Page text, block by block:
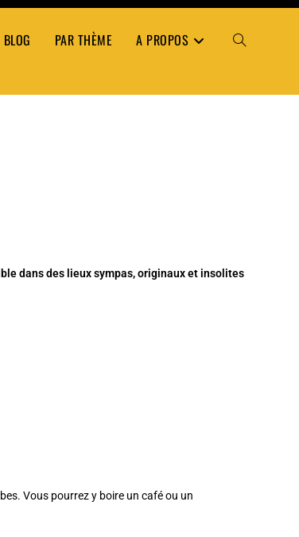
BLOG PAR THÈME A PROPOS TOGGLE
dans des lieux sympas, originaux et insolites
Vous pourrez y boire un café ou un